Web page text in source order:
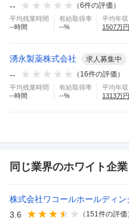
-- （6件の評価）
平均残業時間
--時間
有給取得率
--%
平均年収
1507万円
湧永製薬株式会社 求人募集中
-- （ 16件の評価）
平均残業時間
--時間
有給取得率
--%
平均年収
1313万円
同じ業界のホワイト企
株式会社ワコールホールディン
3.6
（ 151件の評価